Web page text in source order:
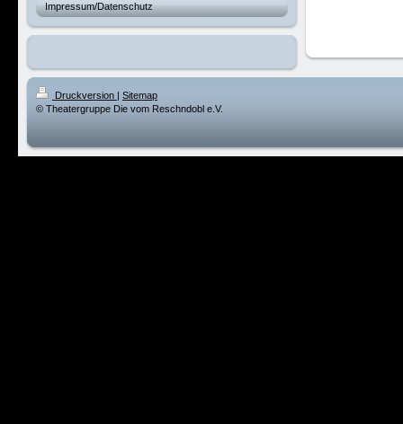
Impressum/Datenschutz
Druckversion | Sitemap
© Theatergruppe Die vom Reschndobl e.V.